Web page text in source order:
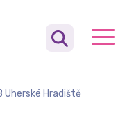
Uherské Hradiště